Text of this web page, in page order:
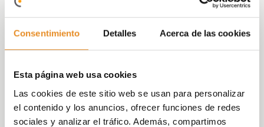
Consentimiento Detalles Acerca de las cookies
Esta página web usa cookies
Las cookies de este sitio web se usan para personalizar
el contenido y los anuncios, ofrecer funciones de redes
sociales y analizar el tráfico. Además, compartimos
Asimismo, los más pequeños se convierten
en los reyes de la casa en la zona exterior
y dotado de juegos para brindarles la
posibilidad de disfrutar con sus amigos
dentro de un lugar controlado y sin salir del
residencial.